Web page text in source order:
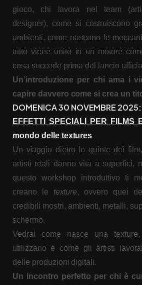
gioco, chi lavora nel team
designer), come si costruiscono
ambienti, come nascono le
tutto viene unito in un motore
cosa succede prima del lancio
Un’introduzione per chi ama i
capire davvero come si crea un
DOMENICA 30 NOVEMBRE
EFFETTI SPECIALI PER FILMS
mondo delle textures
Un viaggio dietro le quinte dei
artisti reali danno vita a superfici,
questo workshop introduttivo ti
creano le texture, ovvero quei
credibili mostri, ambienti, metalli,
schermo.
Vedrai come nasce una
utilizzano e come gli artisti
delle produzioni digitali.
Un incontro perfetto per chi è